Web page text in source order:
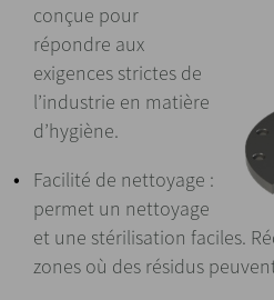
conçue pour
répondre aux
exigences strictes de
l’industrie en matière
d’hygiène.
Facilité de nettoyage :
permet un nettoyage
et une stérilisation faciles.
zones où des résidus